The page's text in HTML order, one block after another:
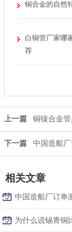
铜合金的自然
白铜管厂家哪
荐
上一篇 铜镍合金
下一篇 中国造船
相关文章
中国造船厂订单
为什么说锡青铜